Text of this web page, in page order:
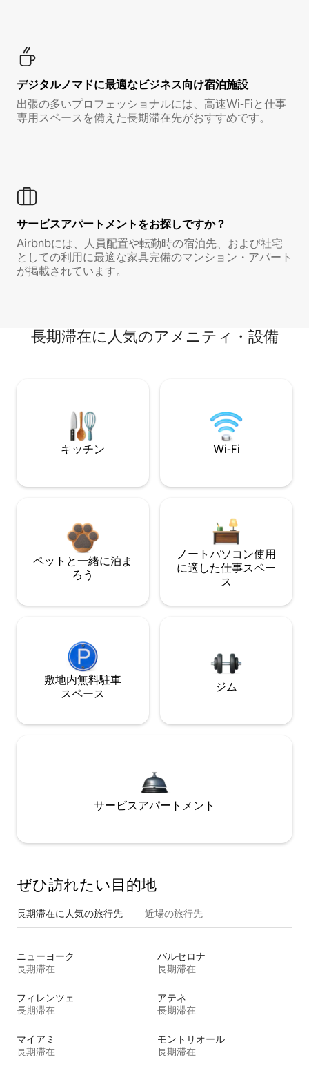
デジタルノマド⁠に最⁠適⁠なビ⁠ジ⁠ネ⁠ス⁠向⁠け宿⁠泊⁠施⁠設
出張の多いプロフェッショナルには、高速Wi-Fiと仕事
専用スペースを備えた長期滞在先がおすすめです。
サービスアパートメントをお探しですか？
Airbnbには、人員配置や転勤時の宿泊先、および社宅
としての利用に最適な家具完備のマンション・アパート
が掲載されています。
長期滞在に人気のアメニティ・設備
キッチン Wi-Fi
ペットと一緒に泊ま
ろう
ノートパソコン使用
に適した仕事スペー
ス
敷地内無料駐⁠車
ス⁠ペ⁠ー⁠ス
ジム
サービスアパートメント
ぜひ訪⁠れ⁠た⁠い目⁠的⁠地
長期滞在に人気の旅行先 近場の旅行先
ニューヨーク
長期滞在
バルセロナ
長期滞在
フィレンツェ
長期滞在
アテネ
長期滞在
マイアミ
長期滞在
モントリオール
長期滞在